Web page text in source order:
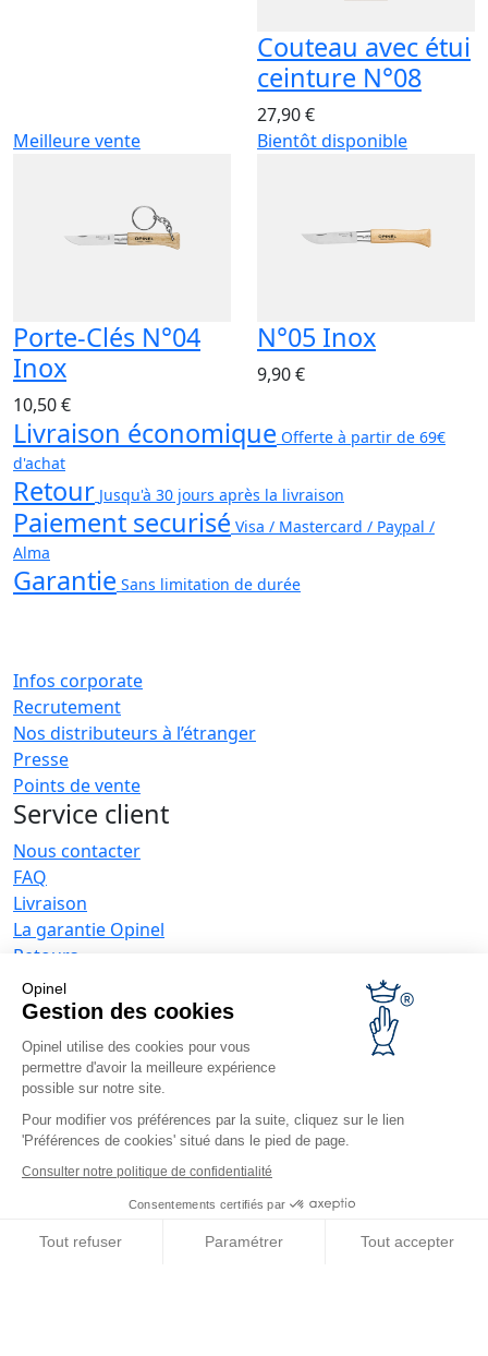
Opinel
Gestion des cookies
Opinel utilise des cookies pour vous
permettre d'avoir la meilleure expérience
possible sur notre site.
Pour modifier vos préférences par la suite, cliquez sur le lien
'Préférences de cookies' situé dans le pied de page.
Consulter notre politique de confidentialité
Consentements certifiés par
Tout refuser Paramétrer Tout accepter
Couteau avec étui
ceinture N°08
27,90 €
Meilleure vente
Porte-Clés N°04
Inox
10,50 €
Bientôt disponible
N°05 Inox
9,90 €
Livraison économique Offerte à partir de 69€
d'achat
Retour Jusqu'à 30 jours après la livraison
Paiement securisé Visa / Mastercard / Paypal /
Alma
Garantie Sans limitation de durée
Infos corporate
Recrutement
Nos distributeurs à l’étranger
Presse
Points de vente
Service client
Nous contacter
FAQ
Livraison
La garantie Opinel
Retours
Paiement sécurisé
SAV
Offres entreprises
Couteaux publicitaires
Restaurateurs
Opinel News
Retrouvez-nous